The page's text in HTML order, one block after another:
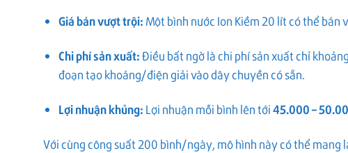
Giá bán vượt trội: Một bình nước Ion Kiềm 20 lít có thể bán
Chi phí sản xuất:Điều bất ngờ là chi phí sản xuất chỉ
đoạn tạo khoáng/điện giải vào dây chuyền có sẵn.
Lợi nhuận khủng: Lợi nhuận mỗi bình lên tới45.000 –
Với cùng công suất 200 bình/ngày, mô hình này có thể mang